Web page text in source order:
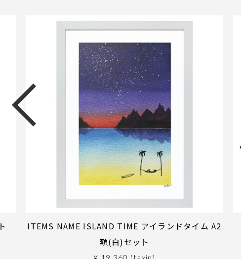
ITEMS NAME ISLAND TIME アイランドタイム A2
額(白)セット
¥ 19,360 (taxin)